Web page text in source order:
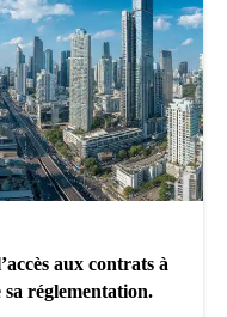
aux contrats à
réglementation.